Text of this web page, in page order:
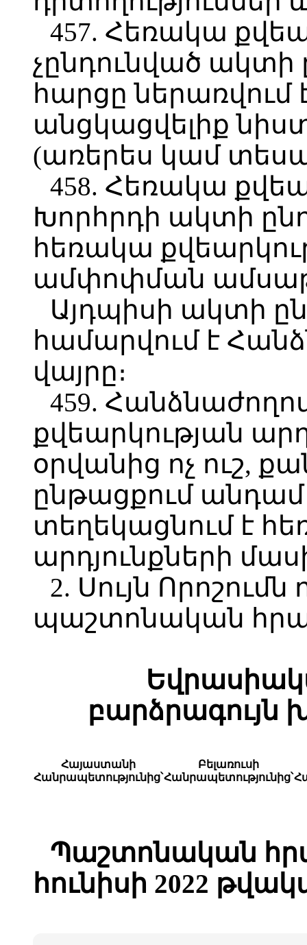
457. Հեռակա
չընդունված ակտի
հարցը ներառվում
անցկացվելիք
(առերես կամ
458. Հեռակա
Խորհրդի ակտի
հեռակա
ամփոփման
Այդպիսի ակտի
համարվում է
վայրը։
459.
քվեարկության
օրվանից ոչ ուշ,
ընթացքում անդամ
տեղեկացնում է
արդյունքների
2. Սույն
պաշտոնական
բարձրագույն
Հայաստանի
Հանրապետությունից՝
Բելառուսի
Հանրապետությունից՝
Պաշտոնական
հունիսի 2022